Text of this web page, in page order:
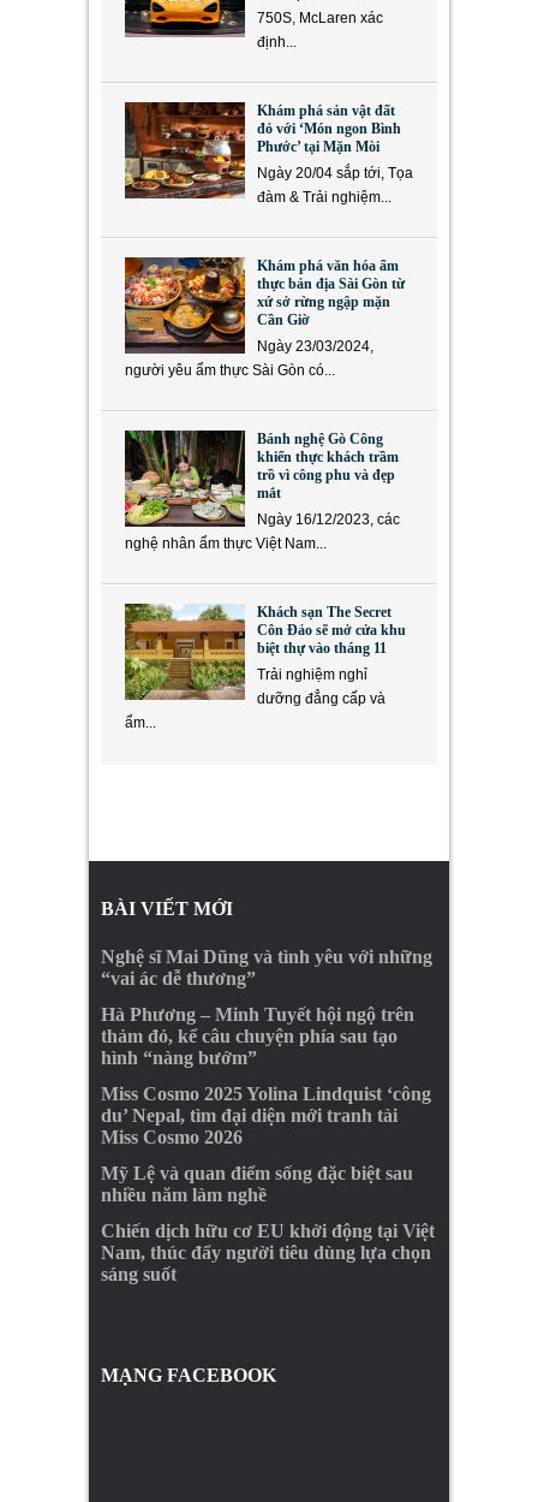
750S, McLaren xác
định...
Khám phá sản vật đất
đỏ với ‘Món ngon Bình
Phước’ tại Mặn Mòi
Ngày 20/04 sắp tới, Tọa
đàm & Trải nghiệm...
Khám phá văn hóa ẩm
thực bản địa Sài Gòn từ
xứ sở rừng ngập mặn
Cần Giờ
Ngày 23/03/2024,
người yêu ẩm thực Sài Gòn có...
Bánh nghệ Gò Công
khiến thực khách trầm
trồ vì công phu và đẹp
mắt
Ngày 16/12/2023, các
nghệ nhân ẩm thực Việt Nam...
Khách sạn The Secret
Côn Đảo sẽ mở cửa khu
biệt thự vào tháng 11
Trải nghiệm nghỉ
dưỡng đẳng cấp và
ẩm...
BÀI VIẾT MỚI
Nghệ sĩ Mai Dũng và tình yêu với những
“vai ác dễ thương”
Hà Phương – Minh Tuyết hội ngộ trên
thảm đỏ, kể câu chuyện phía sau tạo
hình “nàng bướm”
Miss Cosmo 2025 Yolina Lindquist ‘công
du’ Nepal, tìm đại diện mới tranh tài
Miss Cosmo 2026
Mỹ Lệ và quan điểm sống đặc biệt sau
nhiều năm làm nghề
Chiến dịch hữu cơ EU khởi động tại Việt
Nam, thúc đẩy người tiêu dùng lựa chọn
sáng suốt
MẠNG FACEBOOK